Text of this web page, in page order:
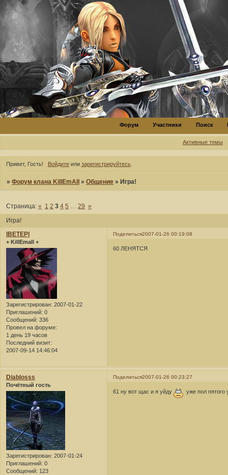
Форум Участники Поиск
Активные темы
Привет, Гость! Войдитеили зарегистрируйтесь.
»Форум клана KillEmAll »Общение »Игра!
Игра!
Страница:« 1 2 3 4 5 29 »
Поделиться2007-01-26 00:19:08
lBETEPl
+ KillEmall +
Зарегистрирован: 2007-01-22
Приглашений: 0
Сообщений: 336
Провел на форуме:
1 день 19 часов
Последний визит:
2007-09-14 14:46:04
60 ЛЕНЯТСЯ
Поделиться2007-01-26 00:23:27
Diablosss
Почётный гость
Зарегистрирован: 2007-01-24
Приглашений: 0
Сообщений: 123
61 ну вот щас и я уйду уже пол